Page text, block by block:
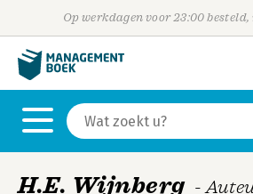
Op werkdagen voor 23:00
H.E. Wijnberg -